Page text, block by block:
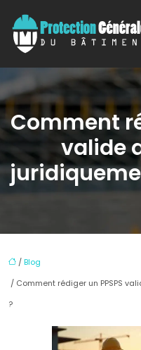
Comment
valide
/ Blog
/ Comment rédiger un PPSPS
?